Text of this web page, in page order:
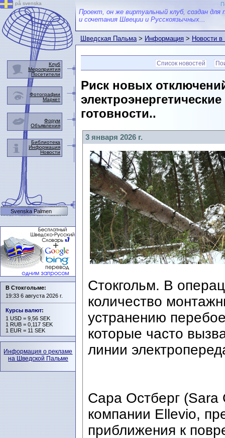
Проект, он же виртуальный клуб, создан для
и сочетания Швеции и Русскоязычных...
Шведская Пальма>Информация>Новости
Список новостей
Риск новых
готовности..
3 января 2026 г.
Стокгольм. В
количество
устранению
которые часто
линии
Сара Остберг (Sara
компании Ellevio,
приближения к
på svenska
Клуб
Мероприятия
Посетители
Фотографии
Маркет
Форум
Объявления
Библиотека
Информация
Новости
Svenska Palmen
В Стокгольме:
19:33 6 августа 2026 г.
Курсы валют:
1 USD = 9,56 SEK
1 RUB = 0,117 SEK
1 EUR = 11 SEK
Информация о рекламе
на Шведской Пальме